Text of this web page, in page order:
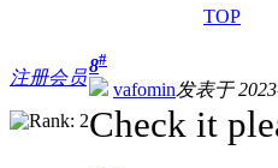
TOP
注册会员
8#
vafomin发表于
Check it